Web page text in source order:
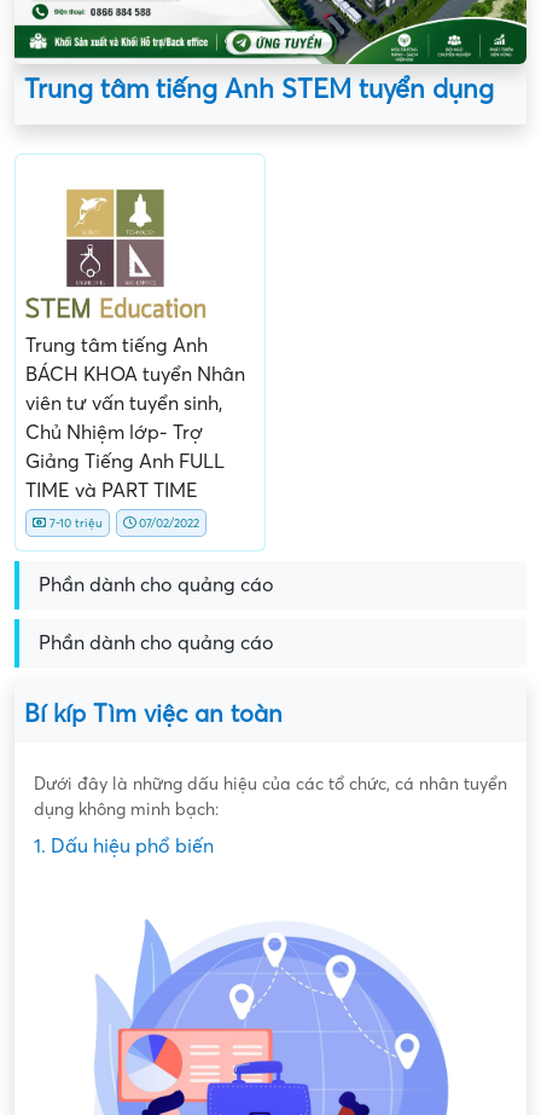
Trung tâm tiếng Anh STEM tuyển dụng
Trung tâm tiếng Anh
BÁCH KHOA tuyển Nhân
viên tư vấn tuyển sinh,
Chủ Nhiệm lớp- Trợ
Giảng Tiếng Anh FULL
TIME và PART TIME
7-10 triệu 07/02/2022
Phần dành cho quảng cáo
Phần dành cho quảng cáo
Bí kíp Tìm việc an toàn
Dưới đây là những dấu hiệu của các tổ chức, cá nhân tuyển
dụng không minh bạch:
1. Dấu hiệu phổ biến